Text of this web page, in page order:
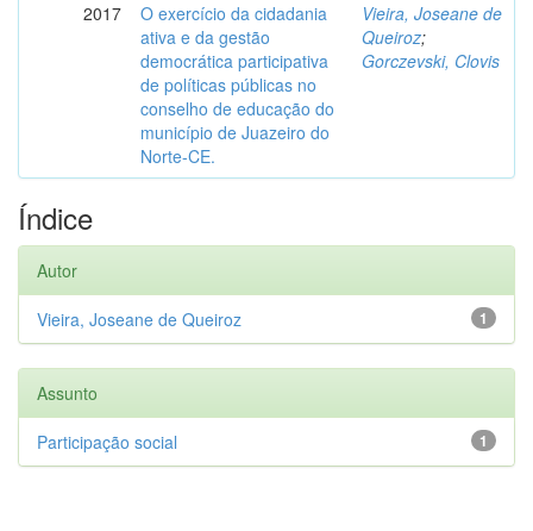
2017
O exercício da cidadania
ativa e da gestão
democrática participativa
de políticas públicas no
conselho de educação do
município de Juazeiro do
Norte-CE.
Vieira, Joseane de
Queiroz;
Gorczevski, Clovis
Índice
Autor
1
Vieira, Joseane de Queiroz
Assunto
1
Participação social